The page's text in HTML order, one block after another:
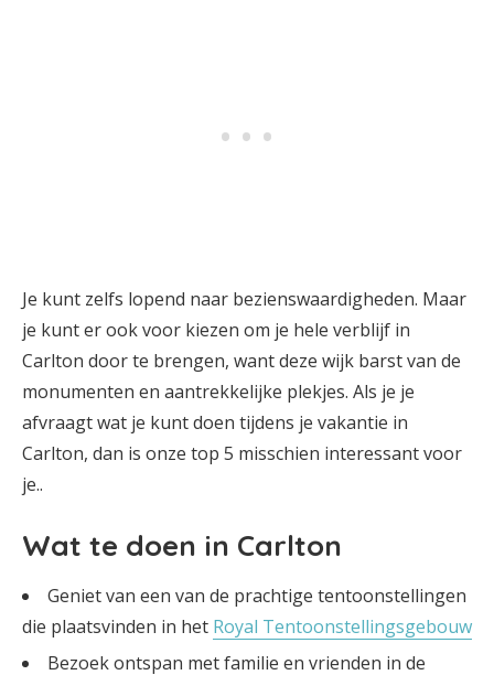
Je kunt zelfs lopend naar bezienswaardigheden. Maar
je kunt er ook voor kiezen om je hele verblijf in
Carlton door te brengen, want deze wijk barst van de
monumenten en aantrekkelijke plekjes. Als je je
afvraagt wat je kunt doen tijdens je vakantie in
Carlton, dan is onze top 5 misschien interessant voor
je..
Wat te doen in Carlton
Geniet van een van de prachtige tentoonstellingen
die plaatsvinden in het Royal Tentoonstellingsgebouw
Bezoek ontspan met familie en vrienden in de